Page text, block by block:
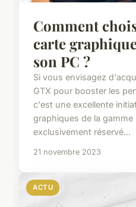
Comment
carte
son PC ?
Si vous envisagez
GTX pour booster les
c'est une excellente
graphiques de la gamme
exclusivement réservé...
21 novembre 2023
ACTU